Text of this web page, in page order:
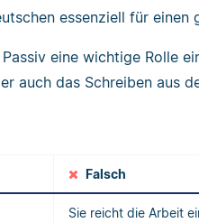
essenziell für einen
eine wichtige Rolle
auch das Schreiben aus
Falsch
Sie reicht die Arbeit